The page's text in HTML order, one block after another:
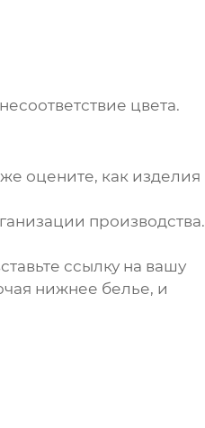
цвета.
оцените, как изделия
производства.
ссылку на вашу
нижнее белье, и